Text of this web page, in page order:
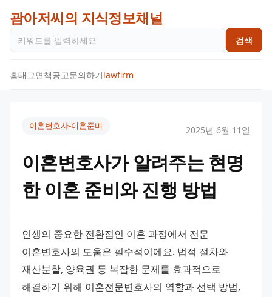
괌아저씨의 지식정보채널
검색
홈태그면책공고문의하기lawfirm
이혼변호사-이혼준비 2025년 6월 11일
이혼변호사가 알려주는 현명
한 이혼 준비와 진행 방법
인생의 중요한 전환점인 이혼 과정에서 전문
이혼변호사의 도움은 필수적이에요. 법적 절차와
재산분할, 양육권 등 복잡한 문제를 효과적으로
해결하기 위해 이혼전문변호사의 역할과 선택 방법,